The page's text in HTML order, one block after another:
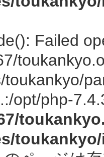
Failed
opt/php-